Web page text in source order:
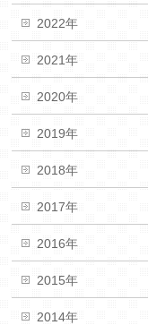
2022年
2021年
2020年
2019年
2018年
2017年
2016年
2015年
2014年